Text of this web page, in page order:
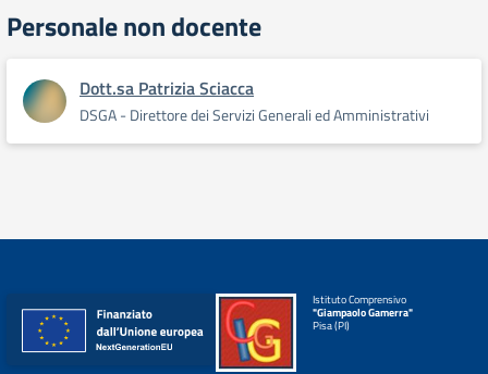
Personale non docente
Dott.sa Patrizia Sciacca
DSGA - Direttore dei Servizi Generali ed Amministrativi
Istituto Comprensivo
"Giampaolo Gamerra"
Pisa (PI)